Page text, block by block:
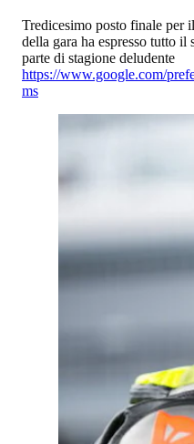
Tredicesimo posto finale per
della gara ha espresso tutto
parte di stagione deludente
https://www.google.com/
ms